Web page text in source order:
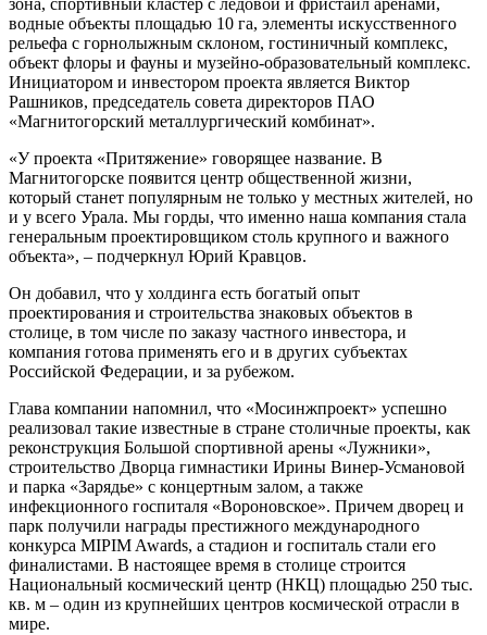
зона, спортивный кластер с ледовой и фристайл аренами,
водные объекты площадью 10 га, элементы искусственного
рельефа с горнолыжным склоном, гостиничный комплекс,
объект флоры и фауны и музейно-образовательный комплекс.
Инициатором и инвестором проекта является Виктор
Рашников, председатель совета директоров ПАО
«Магнитогорский металлургический комбинат».
«У проекта «Притяжение» говорящее название. В
Магнитогорске появится центр общественной жизни,
который станет популярным не только у местных жителей, но
и у всего Урала. Мы горды, что именно наша компания стала
генеральным проектировщиком столь крупного и важного
объекта», – подчеркнул Юрий Кравцов.
Он добавил, что у холдинга есть богатый опыт
проектирования и строительства знаковых объектов в
столице, в том числе по заказу частного инвестора, и
компания готова применять его и в других субъектах
Российской Федерации, и за рубежом.
Глава компании напомнил, что «Мосинжпроект» успешно
реализовал такие известные в стране столичные проекты, как
реконструкция Большой спортивной арены «Лужники»,
строительство Дворца гимнастики Ирины Винер-Усмановой
и парка «Зарядье» с концертным залом, а также
инфекционного госпиталя «Вороновское». Причем дворец и
парк получили награды престижного международного
конкурса MIPIM Awards, а стадион и госпиталь стали его
финалистами. В настоящее время в столице строится
Национальный космический центр (НКЦ) площадью 250 тыс.
кв. м – один из крупнейших центров космической отрасли в
мире.